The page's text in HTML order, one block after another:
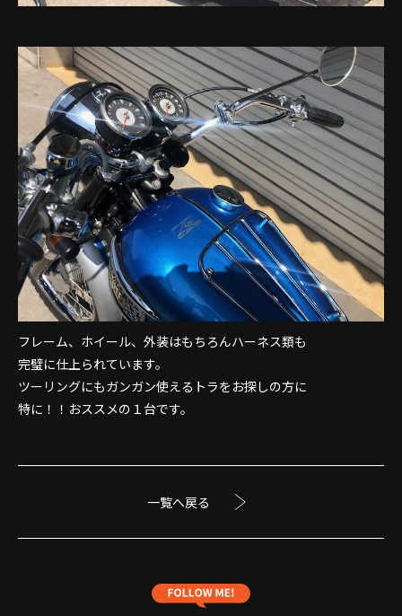
フレーム、ホイール、外装はもちろんハーネス類も
完璧に仕上られています。
ツーリングにもガンガン使えるトラをお探しの方に
特に！！おススメの１台です。
一覧へ戻る